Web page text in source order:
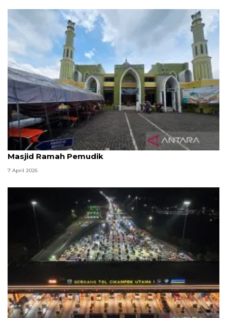
Kemenag: 3,5 juta orang manfaatkan layanan
Masjid Ramah Pemudik
7 April 2026